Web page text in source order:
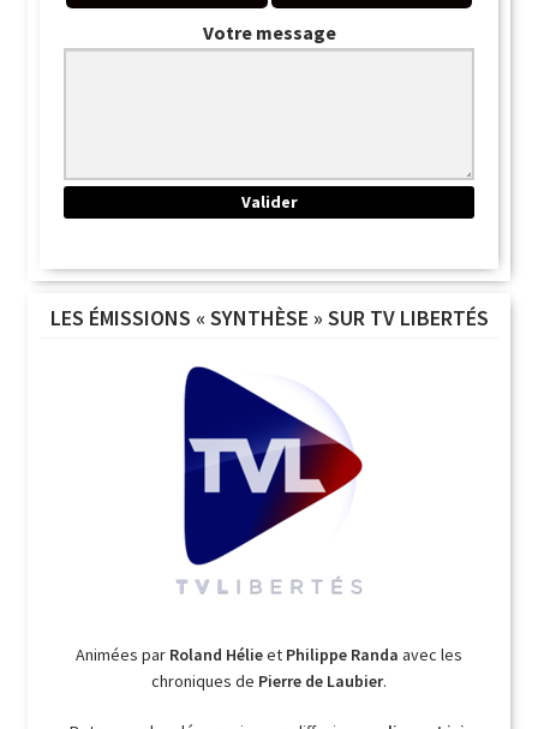
Votre message
LES ÉMISSIONS « SYNTHÈSE » SUR TV LIBERTÉS
Animées par Roland Hélieet Philippe Randa avec les
chroniques de Pierre de Laubier.